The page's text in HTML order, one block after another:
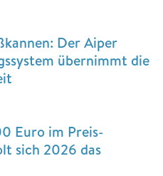
Der Aiper
übernimmt die
Euro im Preis-
sich 2026 das